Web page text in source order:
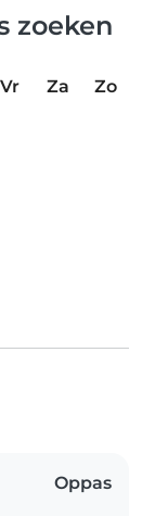
zoeken
Vr Za
Zo
Oppas